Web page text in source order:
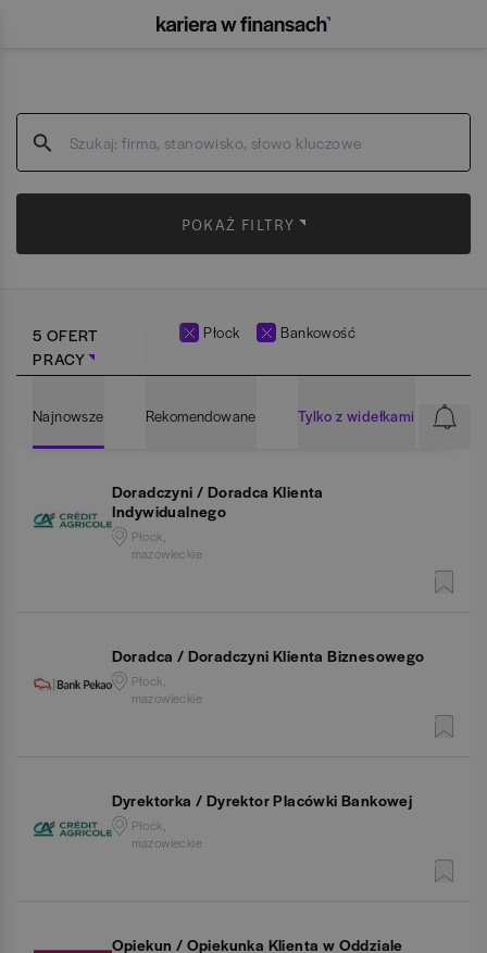
POKAŻ FILTRY
5 OFERT
PRACY
Płock Bankowość
Najnowsze Rekomendowane Tylko z widełkami
Doradczyni / Doradca Klienta
Indywidualnego
Płock,
mazowieckie
Doradca / Doradczyni Klienta Biznesowego
Płock,
mazowieckie
Dyrektorka / Dyrektor Placówki Bankowej
Płock,
mazowieckie
Opiekun / Opiekunka Klienta w Oddziale